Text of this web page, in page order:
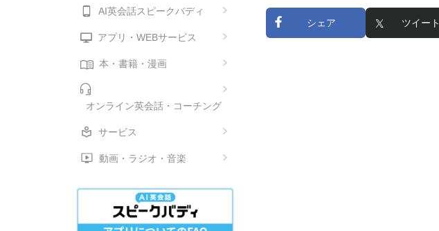
AI英会話スピークバディ
アプリ・WEBサービス
本・書籍・漫画
オンライン英会話・コーチング
サービス
動画・ラジオ・音楽
シェア ツイート